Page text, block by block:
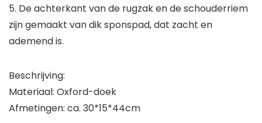
5. De achterkant van de rugzak en de schouderriem
zijn gemaakt van dik sponspad, dat zacht en
ademend is.
Beschrijving:
Materiaal: Oxford-doek
Afmetingen: ca. 30*15*44cm